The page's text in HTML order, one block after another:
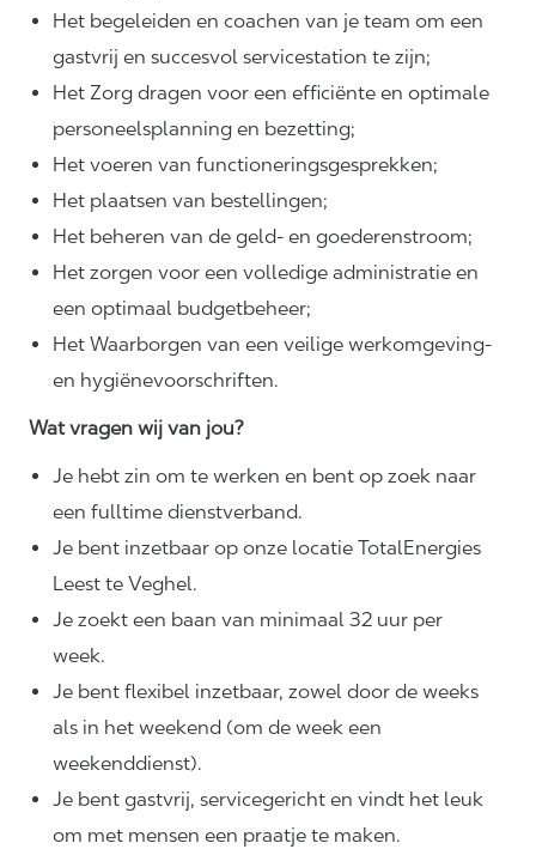
Het begeleiden en coachen van je team om een
gastvrij en succesvol servicestation te zijn;
Het Zorg dragen voor een efficiënte en optimale
personeelsplanning en bezetting;
Het voeren van functioneringsgesprekken;
Het plaatsen van bestellingen;
Het beheren van de geld- en goederenstroom;
Het zorgen voor een volledige administratie en
een optimaal budgetbeheer;
Het Waarborgen van een veilige werkomgeving-
en hygiënevoorschriften.
Wat vragen wij van jou?
Je hebt zin om te werken en bent op zoek naar
een fulltime dienstverband.
Je bent inzetbaar op onze locatie TotalEnergies
Leest te Veghel.
Je zoekt een baan van minimaal 32 uur per
week.
Je bent flexibel inzetbaar, zowel door de weeks
als in het weekend (om de week een
weekenddienst).
Je bent gastvrij, servicegericht en vindt het leuk
om met mensen een praatje te maken.